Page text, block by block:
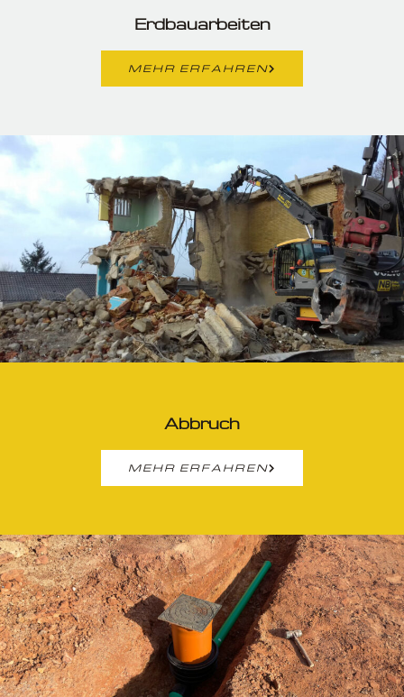
Erdbauarbeiten
MEHR ERFAHREN
Abbruch
MEHR ERFAHREN